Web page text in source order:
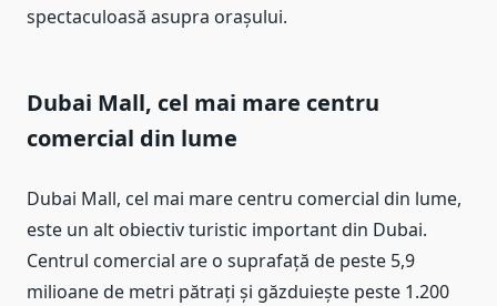
spectaculoasă asupra orașului.
Dubai Mall, cel mai mare centru
comercial din lume
Dubai Mall, cel mai mare centru comercial din lume,
este un alt obiectiv turistic important din Dubai.
Centrul comercial are o suprafață de peste 5,9
milioane de metri pătrați și găzduiește peste 1.200